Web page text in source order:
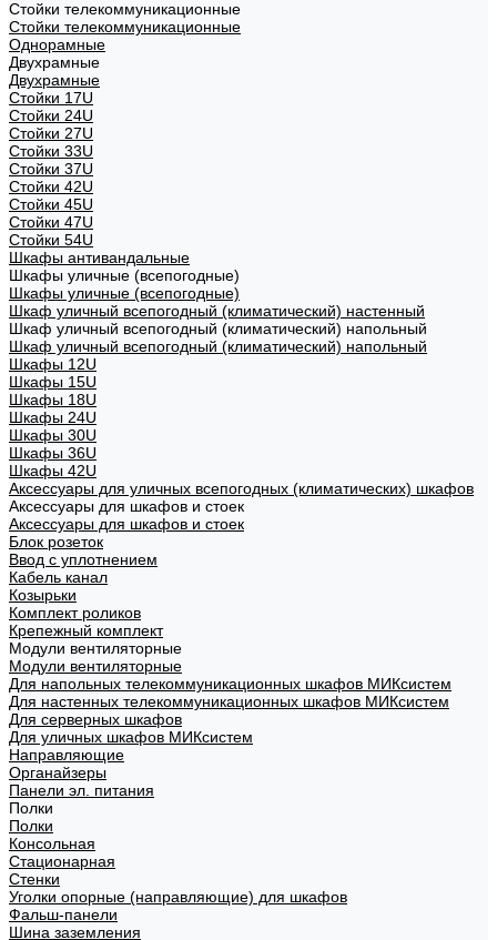
Стойки телекоммуникационные
Стойки телекоммуникационные
Однорамные
Двухрамные
Двухрамные
Стойки 17U
Стойки 24U
Стойки 27U
Стойки 33U
Стойки 37U
Стойки 42U
Стойки 45U
Стойки 47U
Стойки 54U
Шкафы антивандальные
Шкафы уличные (всепогодные)
Шкафы уличные (всепогодные)
Шкаф уличный всепогодный (климатический) настенный
Шкаф уличный всепогодный (климатический) напольный
Шкаф уличный всепогодный (климатический) напольный
Шкафы 12U
Шкафы 15U
Шкафы 18U
Шкафы 24U
Шкафы 30U
Шкафы 36U
Шкафы 42U
Аксессуары для уличных всепогодных (климатических) шкафов
Аксессуары для шкафов и стоек
Аксессуары для шкафов и стоек
Блок розеток
Ввод с уплотнением
Кабель канал
Козырьки
Комплект роликов
Крепежный комплект
Модули вентиляторные
Модули вентиляторные
Для напольных телекоммуникационных шкафов МИКсистем
Для настенных телекоммуникационных шкафов МИКсистем
Для серверных шкафов
Для уличных шкафов МИКсистем
Направляющие
Органайзеры
Панели эл. питания
Полки
Полки
Консольная
Стационарная
Стенки
Уголки опорные (направляющие) для шкафов
Фальш-панели
Шина заземления